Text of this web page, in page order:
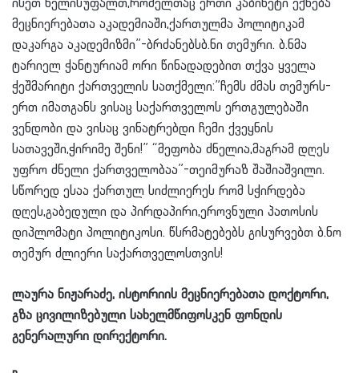
ისეთ ხელისუფალთ,რომელთაც ერთი კაბინეტი ექნება
მეცნიერებათა აკადემიაში,ქართულმა პოლიტიკამ
დაკარგა აკადემიზმი”-ბრძანებსბ.ნი თემური. ბ.ნმა
ტარიელ ჭანტურიამ ორი წინადადებით თქვა ყველა
ჭეშმარიტი ქართველის სათქმელი:”ჩემს ძმას თემურს-
ერთ იმათგანს ვისაც საქართველოს ერთგულებაში
ვენდობი და ვისაც ვინატრებდი ჩემი ქვეყნის
სათავეში,ჭირიმე შენი!” “მეფობა ძნელია,მაგრამ დღეს
უფრო ძნელი ქართველობაა”-თეიმურაზ შაშიაშვილი.
სწორედ ესაა ქართულ სიძლიერეს რომ სჭირდება
დღეს,გაბედული და პირდაპირი,ეროვნული პათოსის
დიპლომატი პოლიტიკოსი. წსრმატებებს გისურვებთ ბ.ნო
თემურ ძლიერი საქართველოსთვის!
ლაურა ნიჟარაძე, ისტორიის მეცნიერებათა დოქტორი,
გზა ცივილიზებული სახელმწიფოსკენ ფონდის
გენერალური დირექტორი.